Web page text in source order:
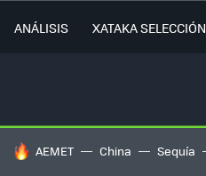
ANÁLISIS XATAKA SELECCIÓN
HOY SE HABLA DE
AEMET China Sequía